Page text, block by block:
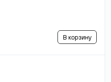
В корзину